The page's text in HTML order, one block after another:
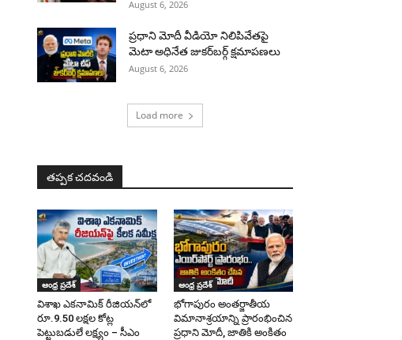
August 6, 2026
ప్రధాని మోదీ వీడియో నిలిపివేతపై
మెటా అధినేత జుకర్‌బర్గ్‌ క్షమాపణలు
August 6, 2026
Load more
తప్పక చదవండి
ఆంధ్ర ప్రదేశ్
విశాఖ ఎకనామిక్ రీజియన్‌లో
రూ.9.50 లక్షల కోట్ల
పెట్టుబడులే లక్ష్యం – సీఎం
ఆంధ్ర ప్రదేశ్
భోగాపురం అంతర్జాతీయ
విమానాశ్రయాన్ని ప్రారంభించిన
ప్రధాని మోదీ, జాతికి అంకితం